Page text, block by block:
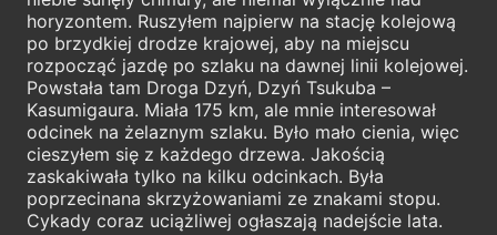
horyzontem. Ruszyłem najpierw na stację kolejową
po brzydkiej drodze krajowej, aby na miejscu
rozpocząć jazdę po szlaku na dawnej linii kolejowej.
Powstała tam Droga Dzyń, Dzyń Tsukuba –
Kasumigaura. Miała 175 km, ale mnie interesował
odcinek na żelaznym szlaku. Było mało cienia, więc
cieszyłem się z każdego drzewa. Jakością
zaskakiwała tylko na kilku odcinkach. Była
poprzecinana skrzyżowaniami ze znakami stopu.
Cykady coraz uciążliwej ogłaszają nadejście lata.